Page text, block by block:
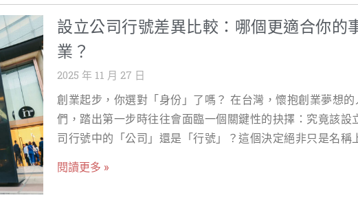
源依據主要來自於《公司法》和《商業登記法》。只要提供
登記的場所具備合法的房屋使用執照，且雙方簽訂了地址租
借用契約，即符合公司設立的地址要求。財政部函釋也明確指
接關聯性（例如：網路銷售、顧問服務等），且能配合稅務
的查核，借址登記是可行的。 表格1：公司設立地址類型比較
記類型 特色 優點 潛在
設立公司圖解資訊，更讓創業者感到無所適從。 所以放心，
只有你搞不懂，幾乎每個新手一開始都被公司設立流程困住
這篇，就是要讓你「一次看懂，不再卡關」。戰國策會用最
的方式，9個步驟帶你一起從公司設立名稱預查 → 驗資 → 登
→ 營業登記，逐步走完整個流程，讓你不用再被法規、文件
回跑機關拖到心累。 你只要照著這份設立公司流程懶人包走
能把公司穩穩設好，把時間拿去做更重要的事 —— 賺錢、拓
公司設立流程其實沒有你想得那麼可怕。但最容易出問題的
多創業者常問：「我的產品已經準備好了，到底最快多久可
始營業？」這不僅是時間效率的問題，更是市場先機的競爭
國策理解您的焦慮。每一天的延遲，都可能錯失一個重要的商
市場的速度息息相關。因此，精準掌握公司設立時間，成為
成功的隱形關鍵。本文將以最專業、最實務的角度，為您深
析台灣公司設立時間的完整時間軸。我們將打破傳統觀念，
告訴您「需要」多久，更要教您如何透過優化流程、準備文
設立公司行號差異比較：哪個更適合你的
業？
2025 年 11 月 27 日
創業起步，你選對「身份」了嗎？ 在台灣，懷抱創業夢想的
們，踏出第一步時往往會面臨一個關鍵性的抉擇：究竟該設
司行號中的「公司」還是「行號」？這個決定絕非只是名稱
任的範圍，甚至是資金籌措的難易度。許多創業者常因不了
閱讀更多 »